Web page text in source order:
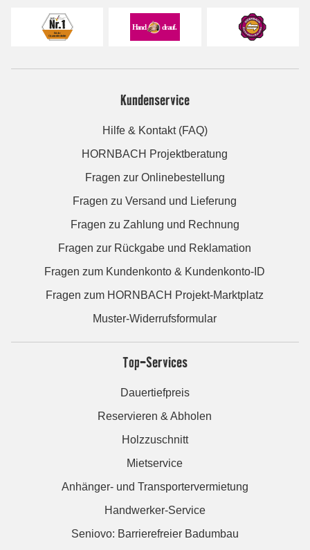
Kundenservice
Hilfe & Kontakt (FAQ)
HORNBACH Projektberatung
Fragen zur Onlinebestellung
Fragen zu Versand und Lieferung
Fragen zu Zahlung und Rechnung
Fragen zur Rückgabe und Reklamation
Fragen zum Kundenkonto & Kundenkonto-ID
Fragen zum HORNBACH Projekt-Marktplatz
Muster-Widerrufsformular
Top-Services
Dauertiefpreis
Reservieren & Abholen
Holzzuschnitt
Mietservice
Anhänger- und Transportervermietung
Handwerker-Service
Seniovo: Barrierefreier Badumbau